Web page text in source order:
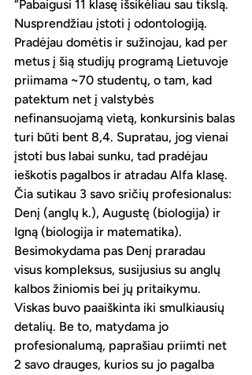
“Pabaigusi 11 klasę išsikėliau sau tikslą.
Nusprendžiau įstoti į odontologiją.
Pradėjau domėtis ir sužinojau, kad per
metus į šią studijų programą Lietuvoje
priimama ~70 studentų, o tam, kad
patektum net į valstybės
nefinansuojamą vietą, konkursinis balas
turi būti bent 8,4. Supratau, jog vienai
įstoti bus labai sunku, tad pradėjau
ieškotis pagalbos ir atradau Alfa klasę.
Čia sutikau 3 savo sričių profesionalus:
Denį (anglų k.), Augustę (biologija) ir
Igną (biologija ir matematika).
Besimokydama pas Denį praradau
visus kompleksus, susijusius su anglų
kalbos žiniomis bei jų pritaikymu.
Viskas buvo paaiškinta iki smulkiausių
detalių. Be to, matydama jo
profesionalumą, paprašiau priimti net
2 savo drauges, kurios su jo pagalba